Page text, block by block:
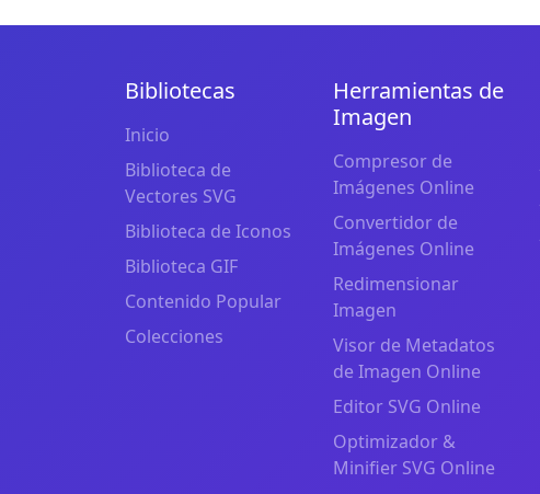
Bibliotecas
Inicio
Biblioteca de
Vectores SVG
Biblioteca de Iconos
Biblioteca GIF
Contenido Popular
Colecciones
Herramientas de
Imagen
Compresor de
Imágenes Online
Convertidor de
Imágenes Online
Redimensionar
Imagen
Visor de Metadatos
de Imagen Online
Editor SVG Online
Optimizador &
Minifier SVG Online